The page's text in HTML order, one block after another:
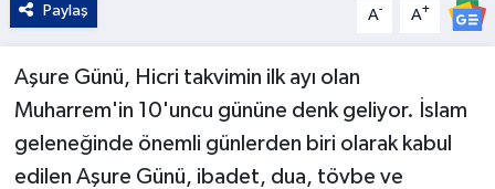
Paylaş A- A+
Aşure Günü, Hicri takvimin ilk ayı olan
Muharrem'in 10'uncu gününe denk geliyor. İslam
geleneğinde önemli günlerden biri olarak kabul
edilen Aşure Günü, ibadet, dua, tövbe ve